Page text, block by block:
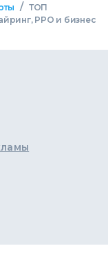
/ ТОП
РРО и бизнес